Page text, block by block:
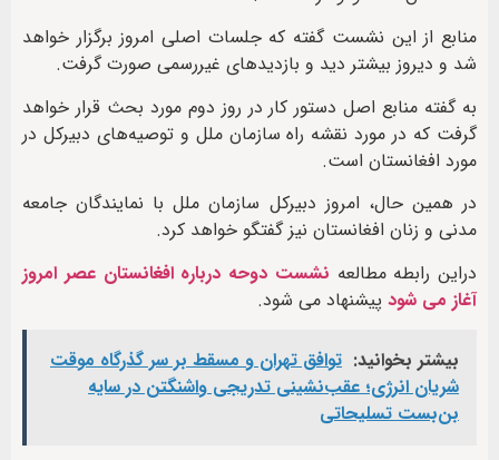
منابع از این نشست گفته که جلسات اصلی امروز برگزار خواهد
شد و دیروز بیشتر دید و بازدیدهای غیر‌رسمی صورت گرفت‌.
به گفته منابع اصل دستور کار در روز دوم مورد بحث قرار خواهد
گرفت که در مورد نقشه راه سازمان ملل و توصیه‌های دبیرکل در
مورد افغانستان است.
در همین حال، امروز دبیرکل سازمان ملل با نمایندگان جامعه
مدنی و زنان افغانستان نیز گفتگو خواهد کرد.
دراین رابطه مطالعه نشست دوحه درباره افغانستان عصر امروز
آغاز می شود پیشنهاد می شود.
بیشتر بخوانید: توافق تهران و مسقط بر سر گذرگاه موقت
شریان انرژی؛ عقب‌نشینی تدریجی واشنگتن در سایه
بن‌بست تسلیحاتی